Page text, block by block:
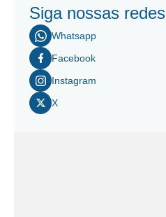
Siga nossas redes
Whatsapp
Facebook
Instagram
X